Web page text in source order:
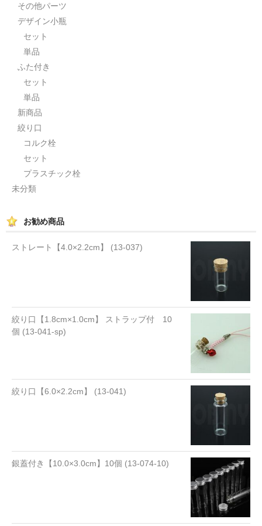
その他パーツ
デザイン小瓶
セット
単品
ふた付き
セット
単品
新商品
絞り口
コルク栓
セット
プラスチック栓
未分類
お勧め商品
ストレート【4.0×2.2cm】 (13-037)
絞り口【1.8cm×1.0cm】 ストラップ付 10
個 (13-041-sp)
絞り口【6.0×2.2cm】 (13-041)
銀蓋付き【10.0×3.0cm】10個 (13-074-10)